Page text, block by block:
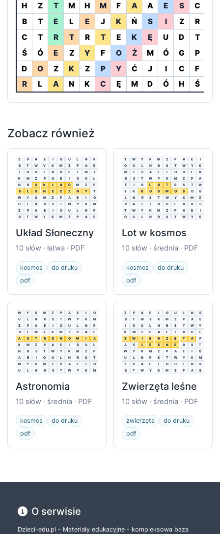
H Z T M H M F A A E S C
B
T E L E J K Ń S I Z R
C
T R T R T E K Ę U D T
Ś
Ó E Z Y F O Ż M Ó G P
D
O Z K Z P Y Ć J I C F
R
L A N K C Ę M D Ó H Ś
Zobacz również
Z P A E I O U L N
R
S
T W Y K M Z P A
E
I
O U L N R S T W
Y
K
M Z P A E I O U
L
N
R U K Ł A D M Z
P
S
Ł O N E C Z N Y
T
W
Y K M Z P A E I
O
U
L N R S T W Y K
M
Z
P A E I O U L N
R
S
T W Y K M Z P A E
Układ Słoneczny
10 słów · łatwa · PDF
kosmos
do druku
pdf
T W Y K M Z P A E
I
O
U L N R S T W Y
K
M
Z P A E I O U L
N
R
S T W Y K M Z P
A
E
I O L O T R S T
W
Y
K K O S M O S O
U
L
N R S T W Y K M
Z
P
A E I O U L N R
S
T
W Y K M Z P A E
I
O
U L N R S T W Y K
Lot w kosmos
10 słów · średnia · PDF
kosmos
do druku
pdf
W Y K M Z P A E I
O
U
L N R S T W Y K
M
Z
P A E I O U L N
R
S
T W Y K M Z P A
E
A
S T R O N O M I
A
K
M Z P A E I O U
L
N
R S T W Y K M Z
P
A
E I O U L N R S
T
W
Y K M Z P A E I
O
U
L N R S T W Y K M
Astronomia
10 słów · średnia · PDF
kosmos
do druku
pdf
Z P A E I O U L N
R
S
T W Y K M Z P A
E
I
O U L N R S T W
Y
K
M Z P A E I O U
L
Z
W I E R Z Ę T A
P
A
E L E Ś N E R S
T
W
Y K M Z P A E I
O
U
L N R S T W Y K
M
Z
P A E I O U L N
R
S
T W Y K M Z P A E
Zwierzęta leśne
10 słów · średnia · PDF
zwierzęta
do druku
pdf
O serwisie
Dzieci-edu.pl - Materiały edukacyjne - kompleksowa baza